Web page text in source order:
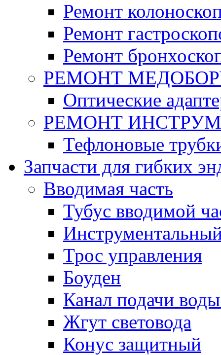
Ремонт
Ремонт
Ремонт
РЕМОНТ
Оптические
РЕМОНТ
Тефлоновые
Запчасти для гибких
Вводимая часть
Тубус вводимой
Трос управления
Боуден
Канал подачи
Жгут световода
Конус защитный